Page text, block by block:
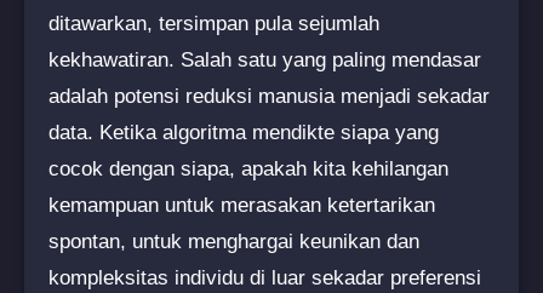
ditawarkan, tersimpan pula sejumlah
kekhawatiran. Salah satu yang paling mendasar
adalah potensi reduksi manusia menjadi sekadar
data. Ketika algoritma mendikte siapa yang
cocok dengan siapa, apakah kita kehilangan
kemampuan untuk merasakan ketertarikan
spontan, untuk menghargai keunikan dan
kompleksitas individu di luar sekadar preferensi